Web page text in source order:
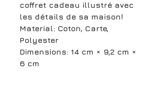
coffret cadeau illustré avec
les détails de sa maison!
Material: Coton, Carte,
Polyester
Dimensions: 14 cm × 9,2 cm ×
6 cm